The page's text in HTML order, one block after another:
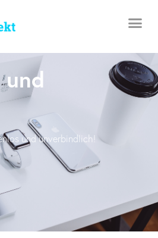
und unverbindlich!​